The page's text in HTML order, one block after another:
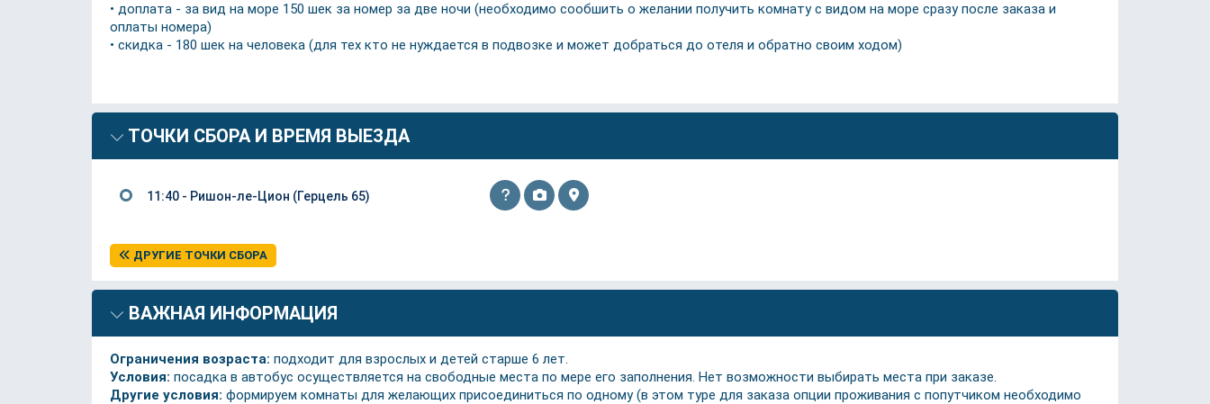
• доплата - за вид на море 150 шек за номер за две ночи (необходимо сообшить о желании получить комнату с видом на море сразу после заказа и
оплаты номера)
• скидка - 180 шек на человека (для тех кто не нуждается в подвозке и может добраться до отеля и обратно своим ходом)
ТОЧКИ СБОРА И ВРЕМЯ ВЫЕЗДА
11:40 - Ришон-ле-Цион (Герцель 65)
ДРУГИЕ ТОЧКИ СБОРА
ВАЖНАЯ ИНФОРМАЦИЯ
Ограничения возраста: подходит для взрослых и детей старше 6 лет.
Условия: посадка в автобус осуществляется на свободные места по мере его заполнения. Нет возможности выбирать места при заказе.
Другие условия: формируем комнаты для желающих присоединиться по одному (в этом туре для заказа опции проживания с попутчиком необходимо